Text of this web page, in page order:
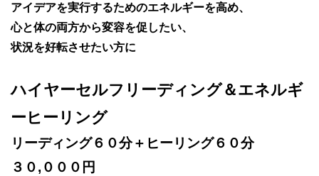
アイデアを実行するためのエネルギーを高め、
心と体の両方から変容を促したい、
状況を好転させたい方に
ハイ ヤーセルフリーディング＆エネルギ
ーヒーリング
リーディング６０分＋ヒーリング６０分
３０,０００円